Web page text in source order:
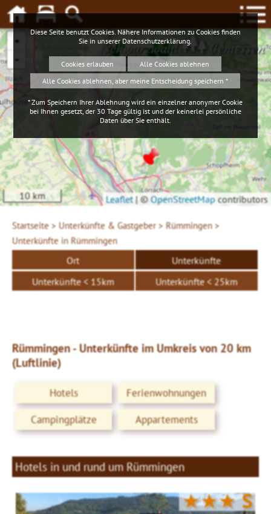
Schwarzwald Geniessen
+
−
10 km Leaflet | ©OpenStreetMapcontributors
Startseite > Unterkünfte & Gastgeber > Rümmingen >
Unterkünfte in Rümmingen
Ort
Unterkünfte
Unterkünfte < 15km
Unterkünfte < 25km
Rümmingen - Unterkünfte im Umkreis von 20 km
(Luftlinie)
Hotels
Ferienwohnungen
Campingplätze
Appartements
Hotels in und rund um Rümmingen
★★★S
Diese Seite benutzt Cookies. Nähere Informationen zu Cookies finden
Sie in unsererDatenschutzerklärung
Cookies erlauben
Alle Cookies ablehnen
Alle Cookies ablehnen, aber meine Entscheidung speichern *
* Zum Speichern Ihrer Ablehnung wird ein einzelner anonymer Cookie
bei Ihnen gesetzt, der 30 Tage gültig ist und der keinerlei persönliche
Daten über Sie enthält.